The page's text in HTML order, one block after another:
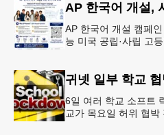
AP 한국어 개설,
AP 한국어 개설 캠페
능 미국 공립·사립 고
귀넷 일부 학교
6일 여러 학교 소프트
교가 목요일 허위 협박